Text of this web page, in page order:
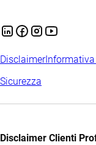
Disclaimer
Sicurezza
Disclaimer Clienti